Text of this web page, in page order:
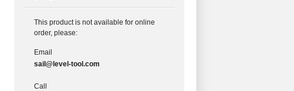
This product is not available for online
order, please:
Email
sail@level-tool.com
Call